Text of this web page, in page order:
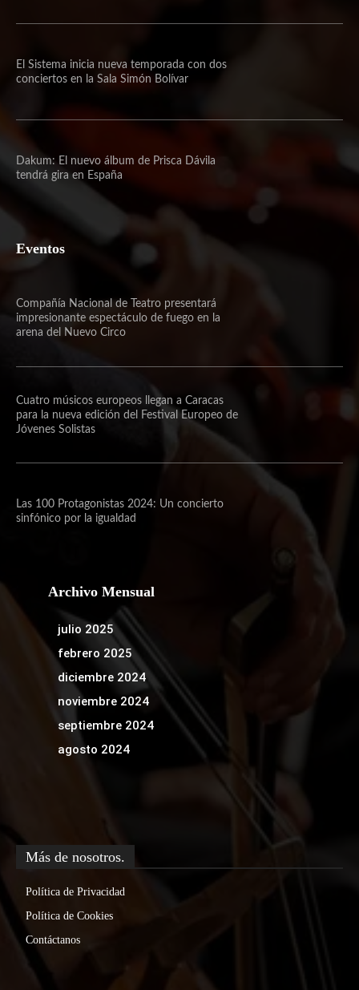
El Sistema inicia nueva temporada con dos
conciertos en la Sala Simón Bolívar
Dakum: El nuevo álbum de Prisca Dávila
tendrá gira en España
Eventos
Compañía Nacional de Teatro presentará
impresionante espectáculo de fuego en la
arena del Nuevo Circo
Cuatro músicos europeos llegan a Caracas
para la nueva edición del Festival Europeo de
Jóvenes Solistas
Las 100 Protagonistas 2024: Un concierto
sinfónico por la igualdad
Archivo Mensual
julio 2025
febrero 2025
diciembre 2024
noviembre 2024
septiembre 2024
agosto 2024
Más de nosotros.
Política de Privacidad
Política de Cookies
Contáctanos